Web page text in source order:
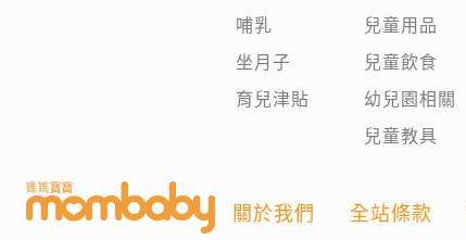
哺乳
坐月子
育兒津貼
兒童用品
兒童飲食
幼兒園相關
兒童教具
關於我們 全站條款